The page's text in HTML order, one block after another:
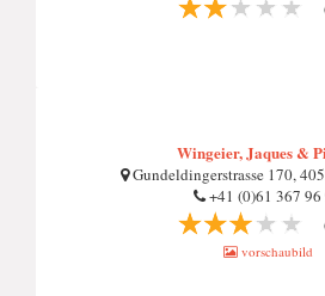
Wingeier, Jaques &
Gundeldingerstrasse 170,
+41 (0)61 367 96
vorschaubild